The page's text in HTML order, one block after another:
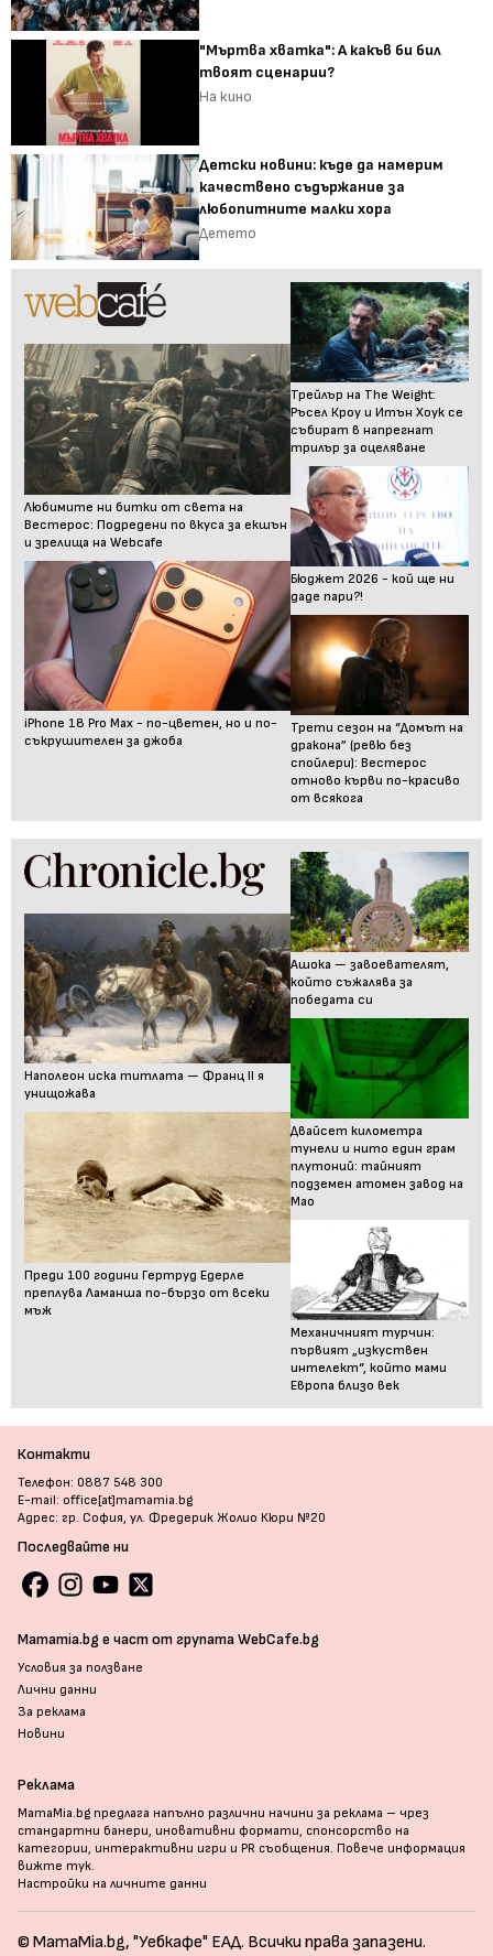
"Мъртва хватка": А какъв би бил
твоят сценарии?
На кино
Детски новини: къде да намерим
качествено съдържание за
любопитните малки хора
Детето
Любимите ни битки от света на
Вестерос: Подредени по вкуса за екшън
и зрелища на Webcafe
iPhone 18 Pro Max - по-цветен, но и по-
съкрушителен за джоба
Трейлър на The Weight:
Ръсел Кроу и Итън Хоук се
събират в напрегнат
трилър за оцеляване
Бюджет 2026 - кой ще ни
даде пари?!
Трети сезон на “Домът на
дракона” (ревю без
спойлери): Вестерос
отново кърви по-красиво
от всякога
Наполеон иска титлата — Франц II я
унищожава
Преди 100 години Гертруд Едерле
преплува Ламанша по-бързо от всеки
мъж
Ашока — завоевателят,
който съжалява за
победата си
Двайсет километра
тунели и нито един грам
плутоний: тайният
подземен атомен завод на
Мао
Механичният турчин:
първият „изкуствен
интелект“, който мами
Европа близо век
Контакти
Телефон: 0887 548 300
E-mail: office[at]mamamia.bg
Адрес: гр. София, ул. Фредерик Жолио Кюри №20
Последвайте ни
Mamamia.bg е част от групата WebCafe.bg
Условия за ползване
Лични данни
За реклама
Новини
Реклама
MamaMia.bg предлага напълно различни начини за реклама – чрез
стандартни банери, иновативни формати, спонсорство на
категории, интерактивни игри и PR съобщения. Повече информация
вижте тук.
Настройки на личните данни
© MamaMia.bg, "Уебкафе" ЕАД. Всички права запазени.